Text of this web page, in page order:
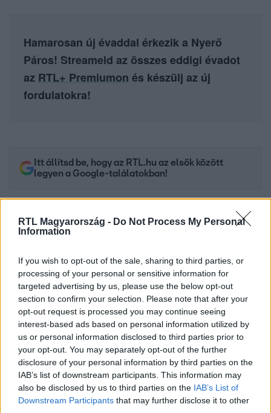
RTL Magyarország - Do Not Process My Personal
Information
If you wish to opt-out of the sale, sharing to third parties, or
processing of your personal or sensitive information for
targeted advertising by us, please use the below opt-out
section to confirm your selection. Please note that after your
opt-out request is processed you may continue seeing
interest-based ads based on personal information utilized by
us or personal information disclosed to third parties prior to
your opt-out. You may separately opt-out of the further
disclosure of your personal information by third parties on the
IAB’s list of downstream participants. This information may
also be disclosed by us to third parties on the IAB’s List of
Downstream Participants that may further disclose it to other
Hamarosan új évaddal érkezik a Nyerő
Páros! Streameld az összes eddigi évadot
az RTL+ Premiumon és készülj az új
fordulatokra!
Itt állítsd be, hogy az RTL.hu az elsők között
legyen a Google-találatokban!
Kövess minket, és értesülj a friss hírekről a
Facebookon is!
Követem